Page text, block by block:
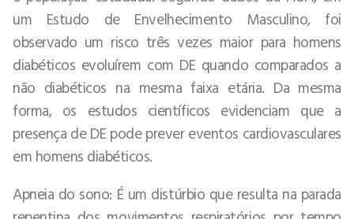
um Estudo de Envelhecimento Masculino, foi
observado um risco três vezes maior para homens
diabéticos evoluírem com DE quando comparados a
não diabéticos na mesma faixa etária. Da mesma
forma, os estudos científicos evidenciam que a
presença de DE pode prever eventos cardiovasculares
em homens diabéticos.
Apneia do sono: É um distúrbio que resulta na parada